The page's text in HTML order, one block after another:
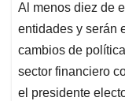
Al menos diez de
entidades y serán
cambios de
sector financiero
el presidente